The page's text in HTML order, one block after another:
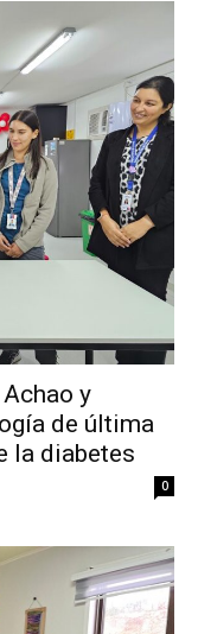
y
de última
la diabetes
0